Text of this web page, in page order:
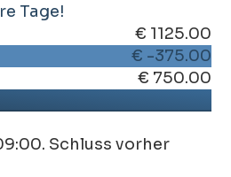
Tage!
€ 1125.00
€ -375.00
€ 750.00
Schluss vorher